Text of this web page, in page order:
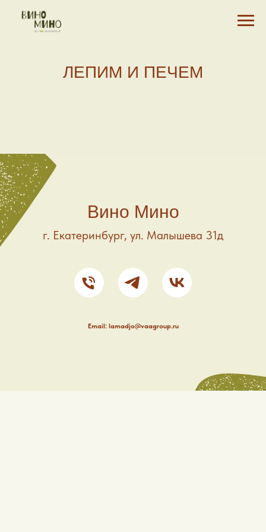
ЛЕПИМ И ПЕЧЕМ
Вино Мино
г. Екатеринбург, ул. Малышева 31д
Email: lamadjo@vaagroup.ru